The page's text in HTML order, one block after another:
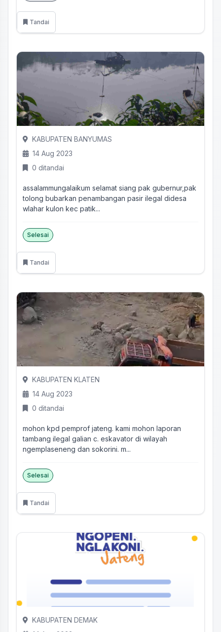
Tandai
KABUPATEN BANYUMAS
14 Aug 2023
0 ditandai
assalammungalaikum selamat siang pak gubernur,pak
tolong bubarkan penambangan pasir ilegal didesa
wlahar kulon kec patik...
Selesai
Tandai
KABUPATEN KLATEN
14 Aug 2023
0 ditandai
mohon kpd pemprof jateng. kami mohon laporan
tambang ilegal galian c. eskavator di wilayah
ngemplaseneng dan sokorini. m...
Selesai
Tandai
KABUPATEN DEMAK